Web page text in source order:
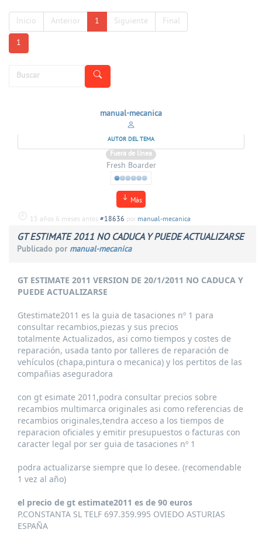
Inicio Anterior 1 Siguiente Final
1
manual-mecanica
AUTOR DEL TEMA
Fuera de línea
Fresh Boarder
Más
15 años 6 meses antes #18636 por manual-mecanica
GT ESTIMATE 2011 NO CADUCA Y PUEDE ACTUALIZARSE
Publicado por manual-mecanica
GT ESTIMATE 2011 VERSION DE 20/1/2011 NO CADUCA Y
PUEDE ACTUALIZARSE
Gtestimate2011 es la guia de tasaciones nº 1 para
consultar recambios,piezas y sus precios
totalmente Actualizados, asi como tiempos y costes de
reparación, usada tanto por talleres de reparación de
vehículos (chapa,pintura o mecanica) y los pertitos de las
compañias aseguradora
con gt esimate 2011,podra consultar precios sobre
recambios multimarca originales asi como referencias de
recambios originales,tendra acceso a los tiempos de
reparacion oficiales y emitir presupuestos o facturas con
caracter legal por ser guia de tasaciones nº 1
podra actualizarse siempre que lo desee. (recomendable
1 vez al año)
el precio de gt estimate2011 es de 90 euros
P.CONSTANTA SL TELF 697.359.995 OVIEDO ASTURIAS
ESPAÑA